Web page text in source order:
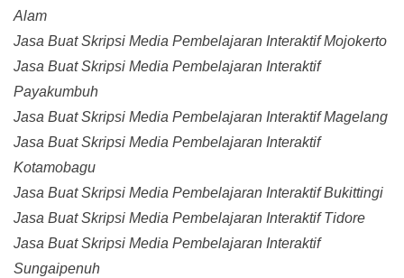
Alam
Jasa Buat Skripsi Media Pembelajaran Interaktif Mojokerto
Jasa Buat Skripsi Media Pembelajaran Interaktif
Payakumbuh
Jasa Buat Skripsi Media Pembelajaran Interaktif Magelang
Jasa Buat Skripsi Media Pembelajaran Interaktif
Kotamobagu
Jasa Buat Skripsi Media Pembelajaran Interaktif Bukittingi
Jasa Buat Skripsi Media Pembelajaran Interaktif Tidore
Jasa Buat Skripsi Media Pembelajaran Interaktif
Sungaipenuh